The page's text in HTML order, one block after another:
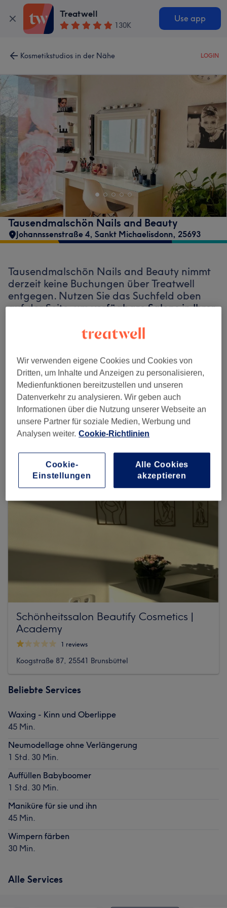
Treatwell
130K
Use app
Kosmetikstudios in der Nähe LOGIN
Tausendmalschön Nails and Beauty
Johannssenstraße 4, Sankt Michaelisdonn, 25693
Tausendmalschön Nails and Beauty nimmt
derzeit keine Buchungen über Treatwell
entgegen. Nutzen Sie das Suchfeld oben
auf der Seite, um verfügbare Salons in Ihrer
erstklassige Profis auf Ihren Besuch.
Finde die besten Salons in deiner Nähe
Auf Treatwell finden
Schönheitssalon Beautify Cosmetics |
Academy
1 reviews
Koogstraße 87, 25541 Brunsbüttel
Beliebte Services
Waxing - Kinn und Oberlippe
45 Min.
Neumodellage ohne Verlängerung
1 Std. 30 Min.
Auffüllen Babyboomer
1 Std. 30 Min.
Maniküre für sie und ihn
45 Min.
Wimpern färben
30 Min.
Alle Services
Wir verwenden eigene Cookies und Cookies von
Dritten, um Inhalte und Anzeigen zu personalisieren,
Medienfunktionen bereitzustellen und unseren
Datenverkehr zu analysieren. Wir geben auch
Informationen über die Nutzung unserer Webseite an
unsere Partner für soziale Medien, Werbung und
Analysen weiter. Cookie-Richtlinien
Cookie-
Einstellungen
Alle Cookies
akzeptieren